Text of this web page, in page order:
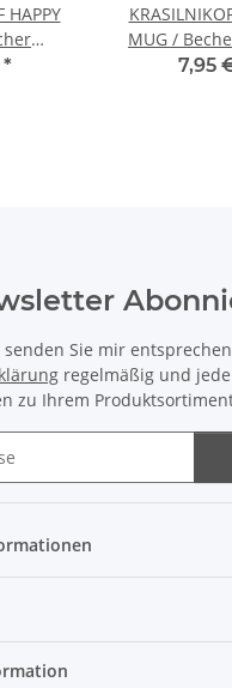
HAPPY
*
MUG /
7,95
senden Sie mir
regelmäßig und
zu Ihrem